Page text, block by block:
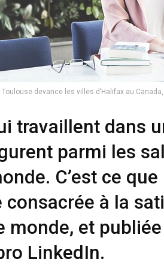
devance les villes d’Halifax au
travaillent dans
parmi les
C’est ce
consacrée à la
monde, et
LinkedIn.